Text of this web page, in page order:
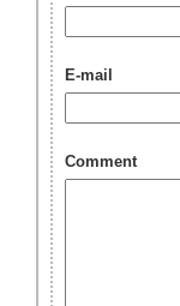
E-mail
Comment